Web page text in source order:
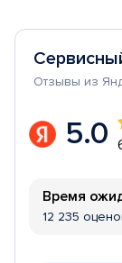
Отзывы из
5.0
Время
12 235